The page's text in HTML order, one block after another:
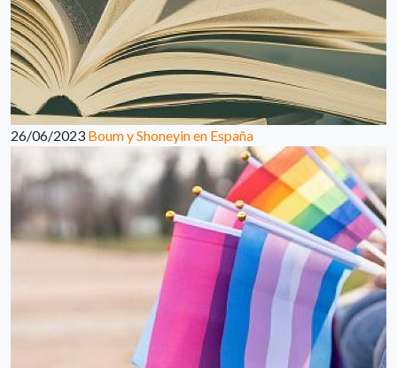
26/06/2023 Boum y Shoneyin en España